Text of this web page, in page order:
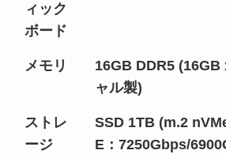
ィック
ボード
メモリ
16GB DDR5 (16GB
ャル製)
ストレ
ージ
SSD 1TB (m.2
E：7250Gbps/